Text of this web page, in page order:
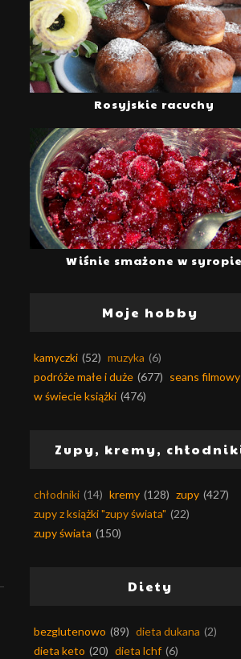
Rosyjskie racuchy
Wiśnie smażone w syropie
Moje hobby
kamyczki (52) muzyka (6)
podróże małe i duże (677) seans filmowy
w świecie książki (476)
Zupy, kremy,
chłodniki (14) kremy (128) zupy (427)
zupy z książki "zupy świata" (22)
zupy świata (150)
Diety
bezglutenowo (89) dieta dukana (2)
dieta keto (20) dieta lchf (6)